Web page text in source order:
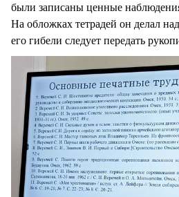
были записаны ценные
На обложках тетрадей он делал
его гибели следует передать